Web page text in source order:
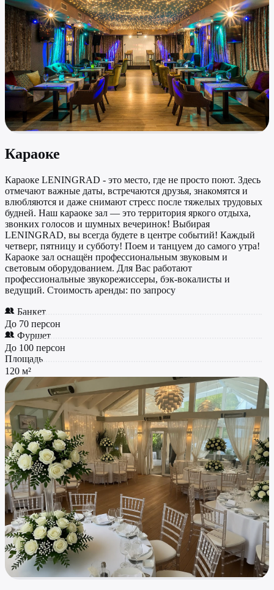
Караоке
Караоке LENINGRAD - это место, где не просто поют. Здесь
отмечают важные даты, встречаются друзья, знакомятся и
влюбляются и даже снимают стресс после тяжелых трудовых
будней. Наш караоке зал — это территория яркого отдыха,
звонких голосов и шумных вечеринок! Выбирая
LENINGRAD, вы всегда будете в центре событий! Каждый
четверг, пятницу и субботу! Поем и танцуем до самого утра!
Караоке зал оснащён профессиональным звуковым и
световым оборудованием. Для Вас работают
профессиональные звукорежиссеры, бэк-вокалисты и
ведущий. Стоимость аренды: по запросу
Банкет
До 70 персон
Фуршет
До 100 персон
Площадь
120 м²